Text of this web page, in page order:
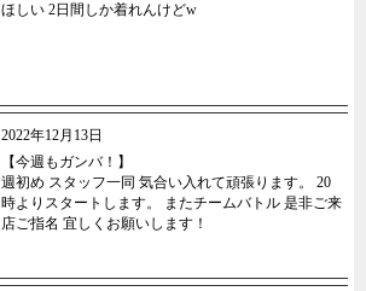
ほしい 2日間しか着れんけどw
2022年12月13日
【今週もガンバ！】
週初め スタッフ一同 気合い入れて頑張ります。 20
時よりスタートします。 またチームバトル 是非ご来
店ご指名 宜しくお願いします！